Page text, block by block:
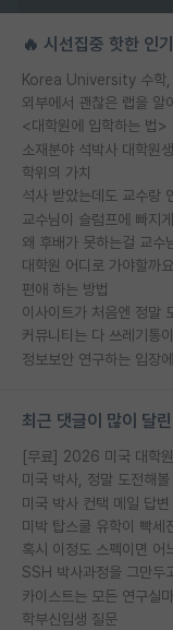
🔥 시선집중 핫한 인
외부에서 괜찮은 랩을 알
<대학원에 입학하는 법>
소재분야 석박사 대학원
학위의 가치
석사 받았는데도 교수랑
교수님이 슬럼프에 빠지
대학원 어디로 가야할까
편애 하는 방법
이사이트가 처음엔 정말
커뮤니티는 다 쓰레기통이
최근 댓글이 많이 달
미국 박사, 정말 도전해
미국 박사 컨택 메일 답
미박 탑스쿨 유학이 빡세
혹시 이정도 스펙이면 어
카이스트는 모든 연구실
학부신입생 질문